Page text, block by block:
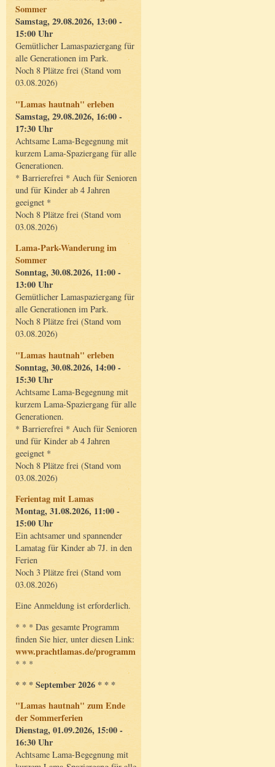
Sommer
Samstag, 29.08.2026, 13:00 -
15:00 Uhr
Gemütlicher Lamaspaziergang für
alle Generationen im Park.
Noch 8 Plätze frei (Stand vom
03.08.2026)
"Lamas hautnah" erleben
Samstag, 29.08.2026, 16:00 -
17:30 Uhr
Achtsame Lama-Begegnung mit
kurzem Lama-Spaziergang für alle
Generationen.
* Barrierefrei * Auch für Senioren
und für Kinder ab 4 Jahren
geeignet *
Noch 8 Plätze frei (Stand vom
03.08.2026)
Lama-Park-Wanderung im
Sommer
Sonntag, 30.08.2026, 11:00 -
13:00 Uhr
Gemütlicher Lamaspaziergang für
alle Generationen im Park.
Noch 8 Plätze frei (Stand vom
03.08.2026)
"Lamas hautnah" erleben
Sonntag, 30.08.2026, 14:00 -
15:30 Uhr
Achtsame Lama-Begegnung mit
kurzem Lama-Spaziergang für alle
Generationen.
* Barrierefrei * Auch für Senioren
und für Kinder ab 4 Jahren
geeignet *
Noch 8 Plätze frei (Stand vom
03.08.2026)
Ferientag mit Lamas
Montag, 31.08.2026, 11:00 -
15:00 Uhr
Ein achtsamer und spannender
Lamatag für Kinder ab 7J. in den
Ferien
Noch 3 Plätze frei (Stand vom
03.08.2026)
Eine Anmeldung ist erforderlich.
* * * Das gesamte Programm
finden Sie hier, unter diesen Link:
www.prachtlamas.de/programm
* * *
* * * September 2026 * * *
"Lamas hautnah" zum Ende
der Sommerferien
Dienstag, 01.09.2026, 15:00 -
16:30 Uhr
Achtsame Lama-Begegnung mit